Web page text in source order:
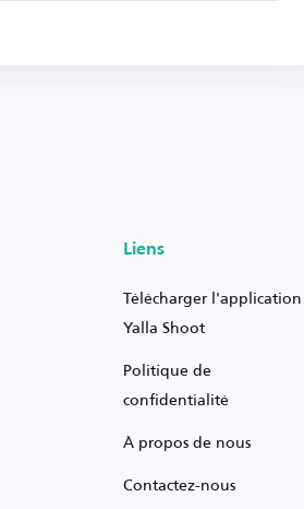
Liens
Télécharger l'application
Yalla Shoot
Politique de
confidentialité
À propos de nous
Contactez-nous